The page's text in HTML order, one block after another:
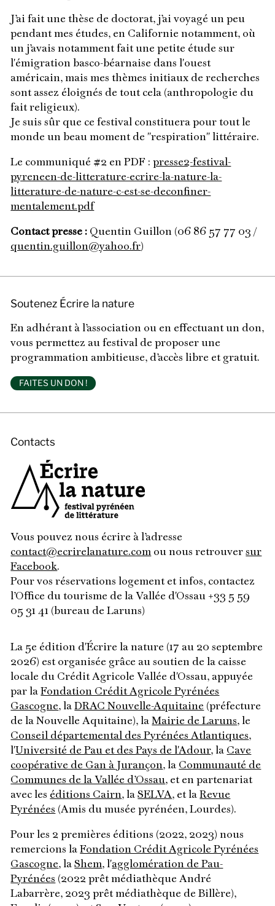
J’ai fait une thèse de doctorat, j’ai voyagé un peu
pendant mes études, en Californie notamment, où
un j’avais notamment fait une petite étude sur
l'émigration basco-béarnaise dans l'ouest
américain, mais mes thèmes initiaux de recherches
sont assez éloignés de tout cela (anthropologie du
fait religieux).
Je suis sûr que ce festival constituera pour tout le
monde un beau moment de "respiration" littéraire.
Le communiqué #2 en PDF :presse2-festival-
pyreneen-de-litterature-ecrire-la-nature-la-
litterature-de-nature-c-est-se-deconfiner-
mentalement.pdf
Contact presse : Quentin Guillon (06 86 57 77 03 /
quentin.guillon@yahoo.fr)
Soutenez Écrire la nature
En adhérant à l’association ou en effectuant un don,
vous permettez au festival de proposer une
programmation ambitieuse, d’accès libre et gratuit.
FAITES UN DON !
Contacts
Vous pouvez nous écrire à l’adresse
contact@ecrirelanature.com ou nous retrouversur
Facebook.
Pour vos réservations logement et infos, contactez
l’Office du tourisme de la Vallée d'Ossau +33 5 59
05 31 41 (bureau de Laruns)
La 5e édition d'Écrire la nature (17 au 20 septembre
2026) est organisée grâce au soutien de la caisse
locale du Crédit Agricole Vallée d'Ossau, appuyée
par laFondation Crédit Agricole Pyrénées
Gascogne, laDRAC Nouvelle-Aquitaine (préfecture
de la Nouvelle Aquitaine), laMairie de Laruns, le
Conseil départemental des Pyrénées Atlantiques,
l'Université de Pau et des Pays de l'Adour, la Cave
coopérative de Gan à Jurançon, la Communauté de
Communes de la Vallée d’Ossau, et en partenariat
avec les éditions Cairn, laSELVA, et laRevue
Pyrénées (Amis du musée pyrénéen, Lourdes).
Pour les 2 premières éditions (2022, 2023) nous
remercions laFondation Crédit Agricole Pyrénées
Gascogne, laShem, l'agglomération de Pau-
Pyrénées (2022 prêt médiathèque André
Labarrère, 2023 prêt médiathèque de Billère),